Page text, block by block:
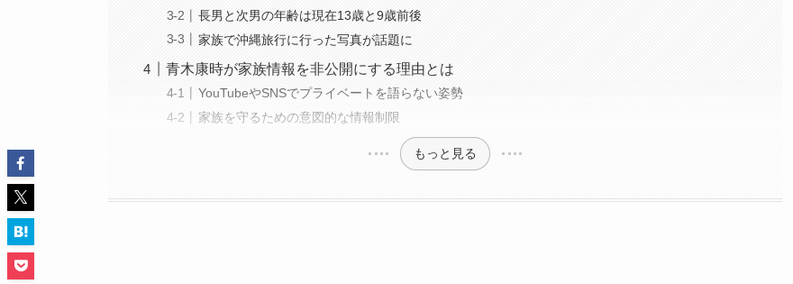
長男と次男の年齢は現在13歳と9歳前後
家族で沖縄旅行に行った写真が話題に
青木康時が家族情報を非公開にする理由とは
YouTubeやSNSでプライベートを語らない姿勢
家族を守るための意図的な情報制限
もっと見る